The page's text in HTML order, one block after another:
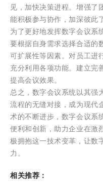
见，加快决策进程。增强了
能积极参与协作，加深彼此
为了更好地发挥数字会议系
要根据自身需求选择合适的
可扩展性等因素。对员工进
充分利用各项功能。建立完
提高会议效果。
总之，数字会议系统以其强
流程的无缝对接，成为现代
术的不断进步，数字会议系
便利和创新，助力企业在激
极拥抱这一技术变革，让数
力。
相关推荐：